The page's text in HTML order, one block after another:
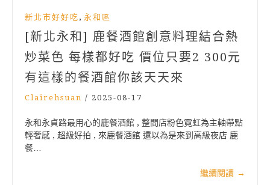
新北市好好吃 , 永和區
[新北永和] 鹿餐酒館創意料理結合熱
炒菜色 每樣都好吃 價位只要2 300元
有這樣的餐酒館你該天天來
Clairehsuan / 2025-08-17
永和永貞路最用心的鹿餐酒館 , 整間店粉色霓虹為主軸帶點
輕奢感 , 超級好拍 , 來鹿餐酒館 還以為是來到高級夜店 鹿
餐…
繼續閱讀 →